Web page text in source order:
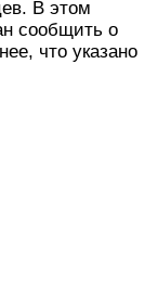
В этом
сообщить о
что указано